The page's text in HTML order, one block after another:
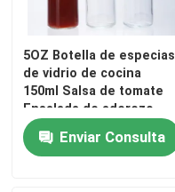
5OZ Botella de especias
de vidrio de cocina
150ml Salsa de tomate
Ensalada de aderezo
Impresión en pantalla
Enviar Consulta